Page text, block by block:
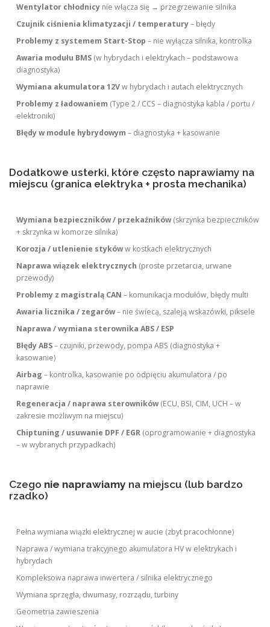
Wentylator chłodnicy nie włącza się → przegrzewanie silnika
Czujnik ciśnienia klimatyzacji / temperatury– błędy
Problemy z systemem Start-Stop – nie wyłącza silnika, kontrolka
Awaria modułu BMS (w hybrydach i elektrykach – podstawowa
diagnostyka)
Wymiana akumulatora 12Vw hybrydach i autach elektrycznych
Problemy z ładowaniem (Type 2 / CCS – diagnostyka kabla / portu /
elektroniki)
Błędy w module hybrydowym – diagnostyka + kasowanie
Dodatkowe usterki, które często naprawiamy na
miejscu (granica elektryka + prosta mechanika)
Wymiana bezpieczników / przekaźników(skrzynka bezpieczników
+ skrzynka w komorze silnika)
Korozja / utlenienie stykóww kostkach elektrycznych
Naprawa wiązek elektrycznych (proste przetarcia, urwane
przewody)
Problemy z magistralą CAN – komunikacja modułów, błędy multi
Awaria licznika / zegarów– nie świecą, szaleją wskazówki, piksele
Naprawa / wymiana sterownika ABS / ESP
Błędy ABS– czujniki, przewody, pompa ABS (diagnostyka +
kasowanie)
Airbag – kontrolka, kasowanie po odpięciu akumulatora / po
naprawie
Regeneracja / naprawa sterowników(ECU, BSI, CIM, UCH – w
zakresie możliwym na miejscu)
Chiptuning / usuwanie DPF / EGR (oprogramowanie + diagnostyka
– w wybranych przypadkach)
Czego nie naprawiamy na miejscu (lub bardzo
rzadko)
Pełna wymiana wiązki elektrycznej w aucie (zbyt pracochłonne)
Naprawa / wymiana trakcyjnego akumulatora HV w elektrykach i
hybrydach
Kompleksowa naprawa inwertera / silnika elektrycznego
Wymiana sprzęgła, dwumasy, rozrządu, turbiny
Geometria zawieszenia